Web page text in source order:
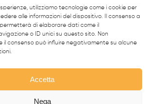
utilizziamo tecnologie come i cookie per
alle informazioni del dispositivo. Il consenso a
di elaborare dati come il
o ID unici su questo sito. Non
il consenso può influire negativamente su alcune
Accetta
Nega
BATTUTO
INOX
BATTUTO